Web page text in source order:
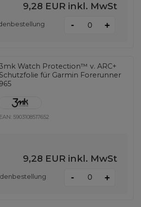
9,28 EUR inkl. MwSt
- +
3mk Watch Protection™ v. ARC+
Schutzfolie für Garmin Forerunner
965
EAN: 5903108517652
9,28 EUR inkl. MwSt
- +